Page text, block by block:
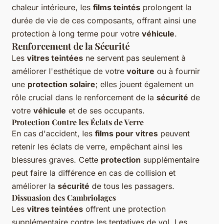
chaleur intérieure, les films teintés prolongent la
durée de vie de ces composants, offrant ainsi une
protection à long terme pour votre véhicule.
Renforcement de la Sécurité
Les vitres teintées ne servent pas seulement à
améliorer l'esthétique de votre voiture ou à fournir
une protection solaire; elles jouent également un
rôle crucial dans le renforcement de la sécurité de
votre véhicule et de ses occupants.
Protection Contre les Éclats de Verre
En cas d'accident, les films pour vitres peuvent
retenir les éclats de verre, empêchant ainsi les
blessures graves. Cette protection supplémentaire
peut faire la différence en cas de collision et
améliorer la sécurité de tous les passagers.
Dissuasion des Cambriolages
Les vitres teintées offrent une protection